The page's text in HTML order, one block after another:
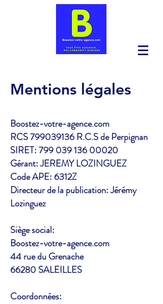
Mentions légales
Boostez-votre-agence.com
RCS799039136R.C.S de Perpignan
SIRET:799 039 136 00020
Gérant: JEREMY LOZINGUEZ
Code APE: 6312Z
Directeur de la publication: Jérémy
Lozinguez
Siège social:
Boostez-votre-agence.com
44 rue du Grenache
66280 SALEILLES
Coordonnées: